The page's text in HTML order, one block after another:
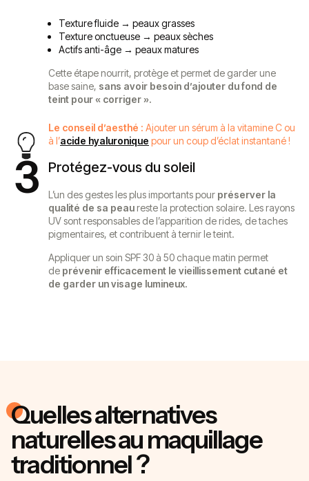
Texture fluide → peaux grasses
Texture onctueuse → peaux sèches
Actifs anti-âge → peaux matures
Cette étape nourrit, protège et permet de garder une
base saine, sans avoir besoin d’ajouter du fond de
teint pour « corriger ».
Le conseil d’aesthé : Ajouter un sérum à la vitamine C ou
à l’acide hyaluronique pour un coup d’éclat instantané !
3 Protégez-vous du soleil
L’un des gestes les plus importants pour préserver la
qualité de sa peaureste la protection solaire. Les rayons
UV sont responsables de l’apparition de rides, de taches
pigmentaires, et contribuent à ternir le teint.
Appliquer un soin SPF 30 à 50 chaque matin permet
de prévenir efficacement le vieillissement cutané et
de garder un visage lumineux.
Quelles alternatives
naturelles au maquillage
traditionnel ?